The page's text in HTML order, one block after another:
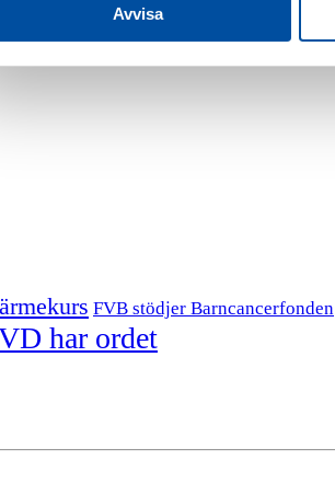
Avvisa
FVB stödjer Barncancerfonden
har ordet